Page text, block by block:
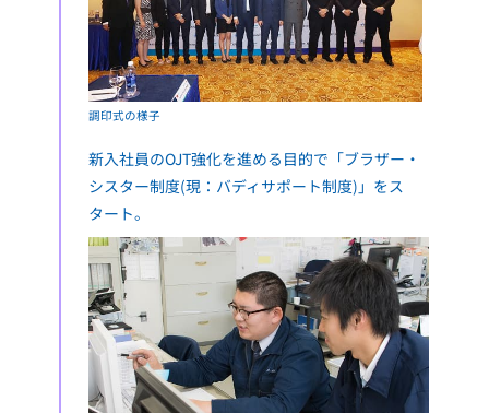
調印式の様子
新入社員のOJT強化を進める目的で「ブラザー・
シスター制度(現：バディサポート制度)」をス
タート。